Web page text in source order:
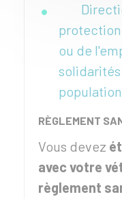
protection
ou de
RÈGLEMENT
Vous devez
avec votre
règlement